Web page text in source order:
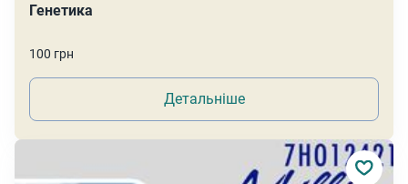
Генетика
100 грн
Детальніше